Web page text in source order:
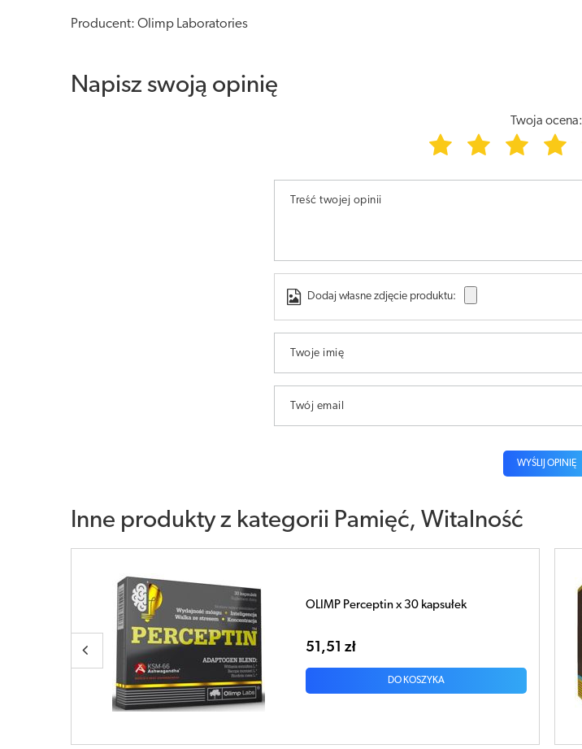
Producent: Olimp Laboratories
Napisz swoją opinię
Twoja ocena:
Treść twojej opinii
Dodaj własne zdjęcie produktu:
Twoje imię
Twój email
WYŚLIJ OPINIĘ
Inne produkty z kategorii Pamięć, Witalność
OLIMP Gold Żeń-Szeń complex x 30
42,91 zł
DO KOSZYKA